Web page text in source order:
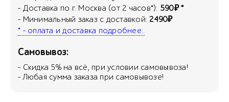
- Доставка по г. Москва (от 2 часов*): 590₽ *
- Минимальный заказ с доставкой:2490₽
* - оплата и доставка подробнее..
Самовывоз:
- Скидка 5% на всё, при условии самовывоза!
- Любая сумма заказа при самовывозе!